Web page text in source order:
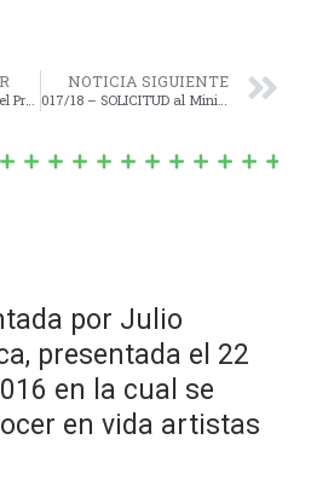
1506/18 – CREACIÓN del Programa de «Uso y Consumo Racional de la Energía en Dependencias Municipales».-
NOTICIA SIGUIENTE
017/18 – SOLICITUD al Ministerio de salud de la nación que realice en forma urgente el pago de los salarios atrasados a los profesionales que integran el programa “MEDICOS COMUNTARIOS”.-
por Julio
presentada el 22
en la cual se
en vida artistas